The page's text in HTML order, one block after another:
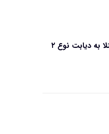
بیماری های لثه شاید مقدمه ای برای ابتلا به دیابت نوع ۲